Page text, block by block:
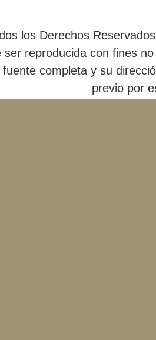
los Derechos
ser reproducida con fines
fuente completa y su
previo por